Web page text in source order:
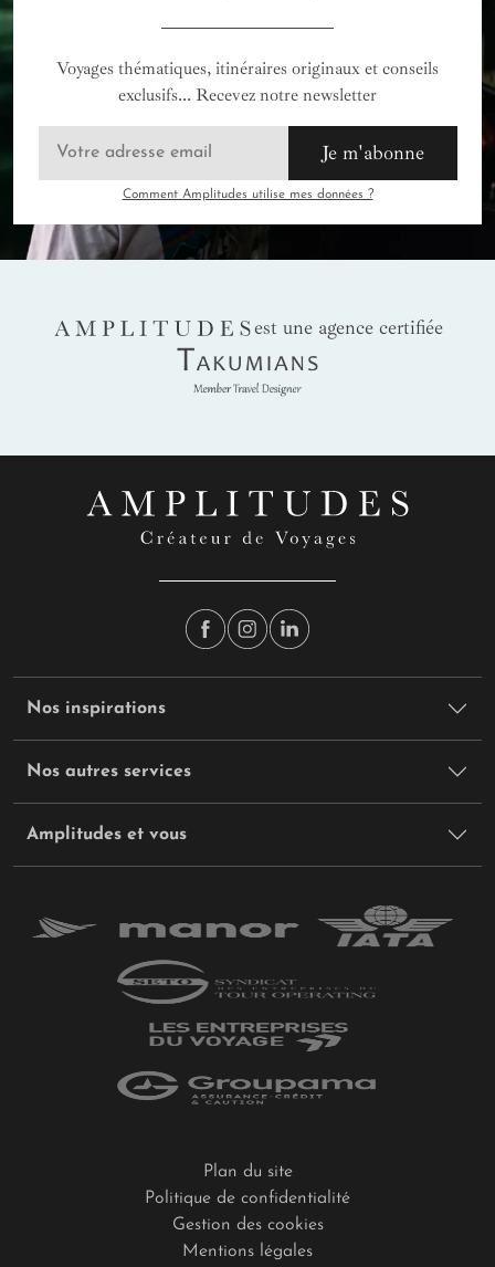
Voyages thématiques, itinéraires originaux et conseils
exclusifs... Recevez notre newsletter
Je m'abonne
Comment Amplitudes utilise mes données ?
AMPLITUDES
est une agence certifiée
Takumians
Nos inspirations
Nos autres services
Amplitudes et vous
Plan du site
Politique de confidentialité
Gestion des cookies
Mentions légales